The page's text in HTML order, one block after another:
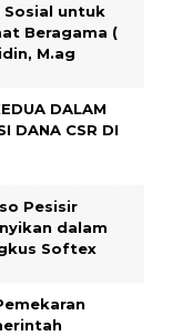
Sosial untuk
Beragama (
M.ag
DALAM
DANA CSR DI
Pesisir
dalam
Softex